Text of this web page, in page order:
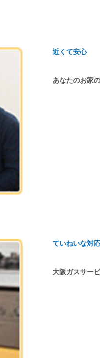
近くて安心
あなたのお家
ていねいな対応
大阪ガスサー